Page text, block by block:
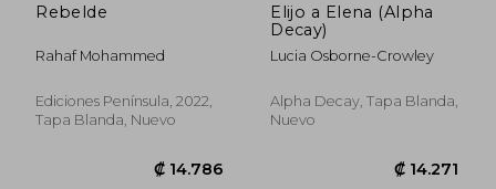
₡ 16.040 ₡
Rebelde
Rahaf Mohammed
Ediciones Península, 2022,
Tapa Blanda, Nuevo
Elijo a Elena (Alpha
Decay)
Lucia Osborne-Crowley
Alpha Decay, Tapa Blanda,
Nuevo